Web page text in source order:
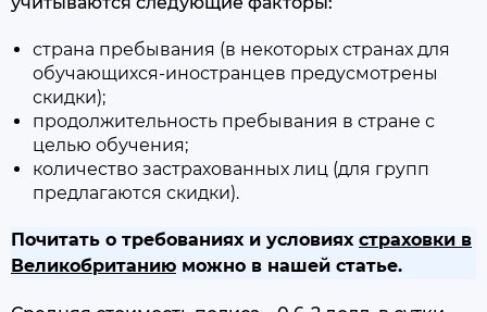
страна пребывания (в некоторых странах для
обучающихся-иностранцев предусмотрены
скидки);
продолжительность пребывания в стране с
целью обучения;
количество застрахованных лиц (для групп
предлагаются скидки).
Почитать о требованиях и условиях страховки в
Великобританию можно в нашей статье.